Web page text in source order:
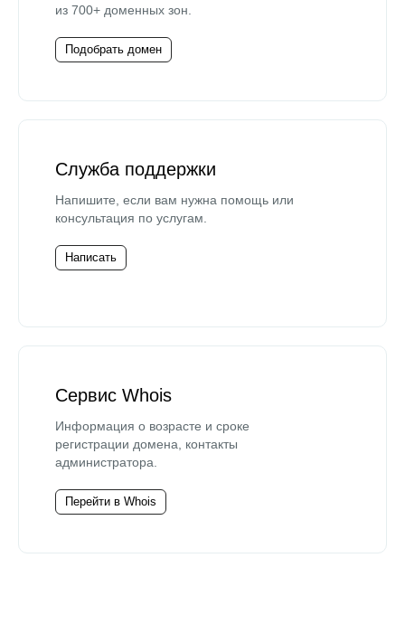
из 700+ доменных зон.
Подобрать домен
Служба поддержки
Напишите, если вам нужна помощь или
консультация по услугам.
Написать
Сервис Whois
Информация о возрасте и сроке
регистрации домена, контакты
администратора.
Перейти в Whois